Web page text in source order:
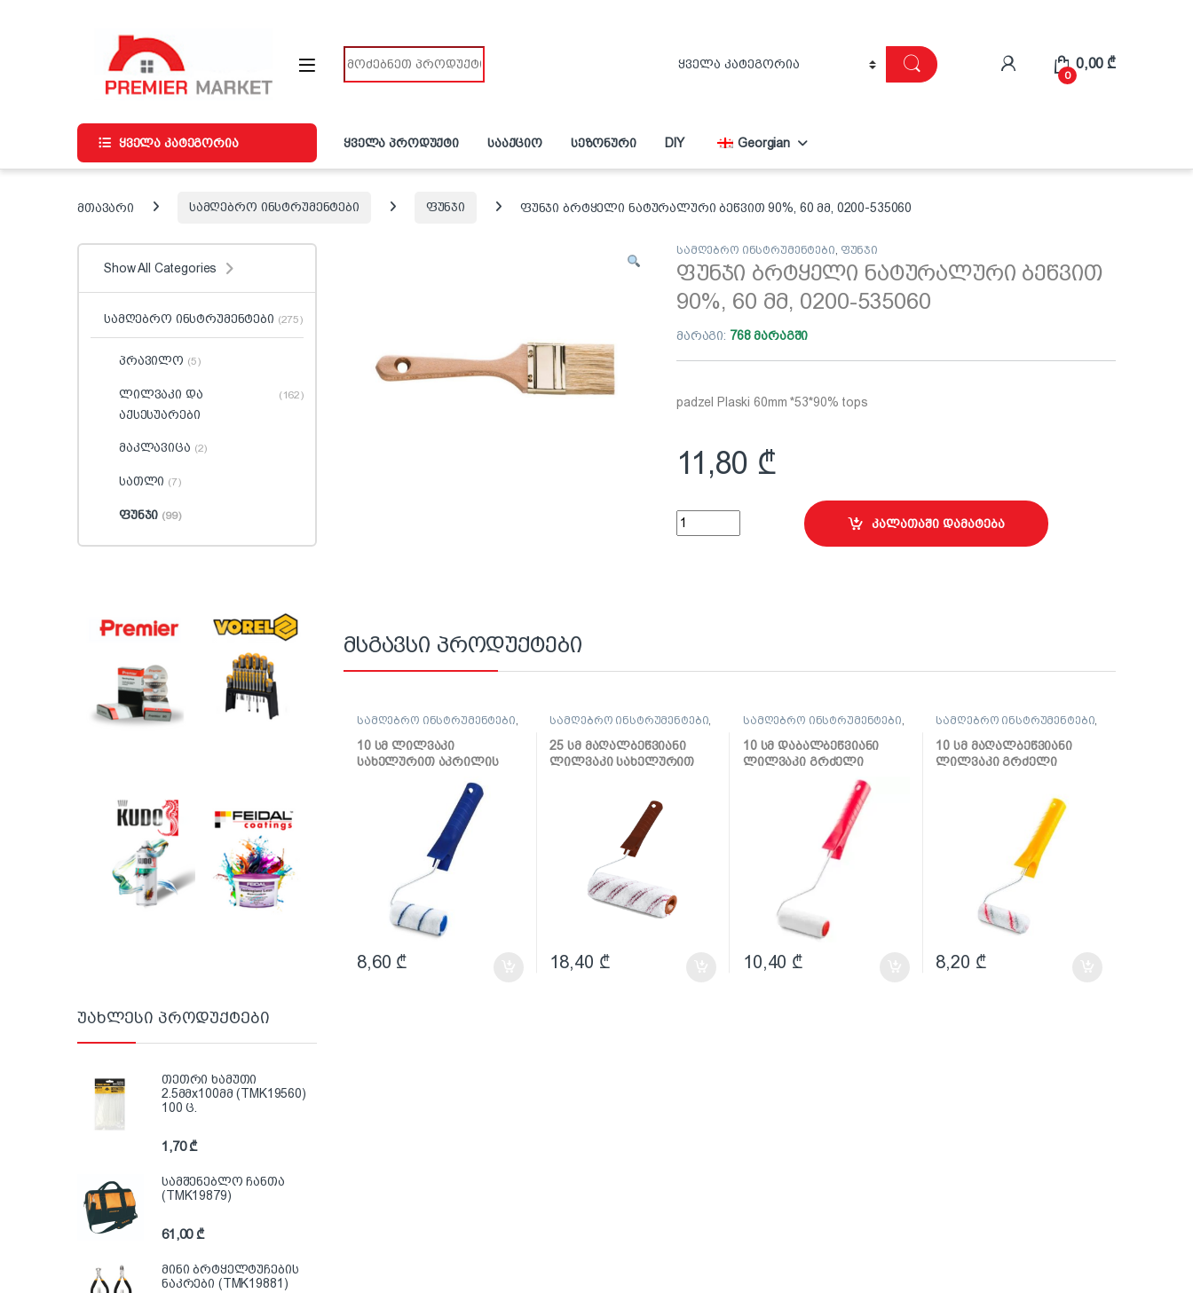
0
0,00 ₾
ყველა კატეგორია ყველა პროდუქტი სააქციო სეზონური DIY Georgian
მთავარი სამღებრო ინსტრუმენტები ფუნჯი ფუნჯი ბრტყელი ნატურალური ბეწვით 90%, 60 მმ, 0200-535060
სამღებრო ინსტრუმენტები, ფუნჯი
ფუნჯი ბრტყელი ნატურალური ბეწვით
90%, 60 მმ, 0200-535060
მარაგი: 768 მარაგში
padzel Plaski 60mm *53*90% tops
11,80 ₾
ფუნჯი ბრტყელი ნატურალური ბეწვით 90%, 60 მმ, 0200-535060 quantity
კალათაში დამატება
მსგავსი პროდუქტები
სამღებრო ინსტრუმენტები,
10 სმ ლილვაკი
სახელურით აკრილის
8,60 ₾
სამღებრო ინსტრუმენტები,
25 სმ მაღალბეწვიანი
ლილვაკი სახელურით
18,40 ₾
სამღებრო ინსტრუმენტები,
10 სმ დაბალბეწვიანი
ლილვაკი გრძელი
10,40 ₾
სამღებრო ინსტრუმენტები,
10 სმ მაღალბეწვიანი
ლილვაკი გრძელი
8,20 ₾
Show All Categories
სამღებრო ინსტრუმენტები (275)
პრავილო (5)
ლილვაკი და
აქსესუარები
(162)
მაკლავიცა (2)
სათლი (7)
ფუნჯი (99)
უახლესი პროდუქტები
თეთრი ხამუთი
2.5მმx100მმ (TMK19560)
100 ც.
1,70₾
სამშენებლო ჩანთა
(TMK19879)
61,00₾
მინი ბრტყელტუჩების
ნაკრები (TMK19881)